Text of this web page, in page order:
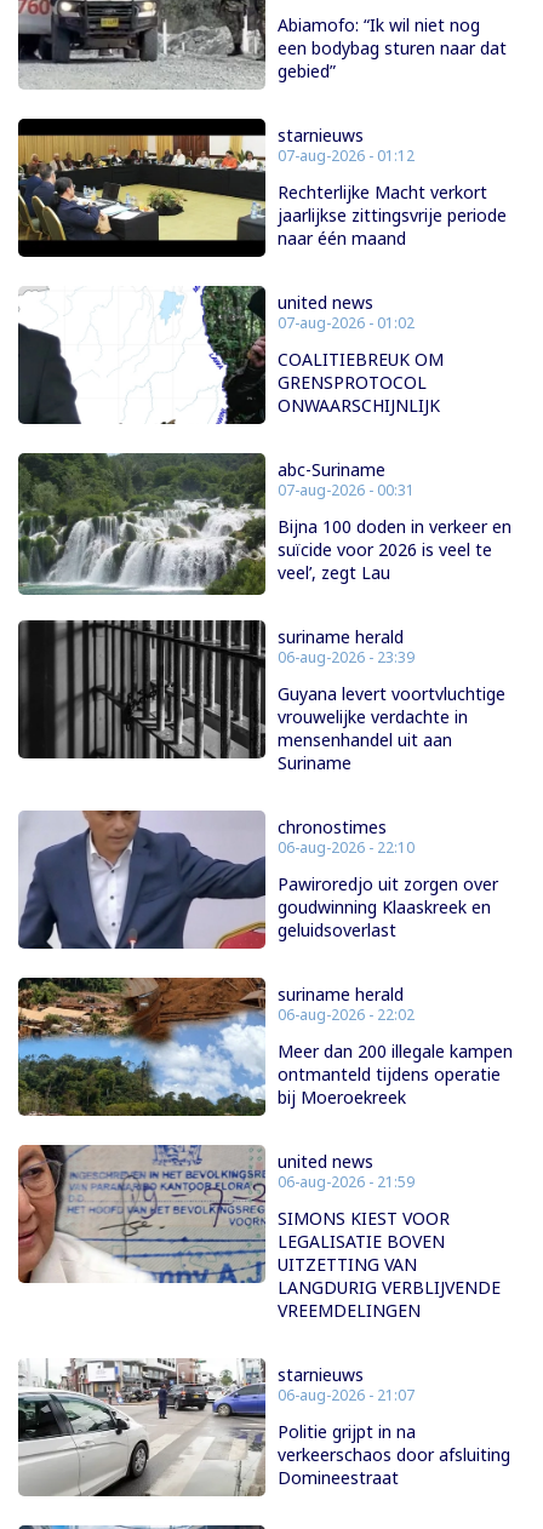
Abiamofo: “Ik wil niet nog
een bodybag sturen naar dat
gebied”
starnieuws
07-aug-2026 - 01:12
Rechterlijke Macht verkort
jaarlijkse zittingsvrije periode
naar één maand
united news
07-aug-2026 - 01:02
COALITIEBREUK OM
GRENSPROTOCOL
ONWAARSCHIJNLIJK
abc-Suriname
07-aug-2026 - 00:31
Bijna 100 doden in verkeer en
suïcide voor 2026 is veel te
veel’, zegt Lau
suriname herald
06-aug-2026 - 23:39
Guyana levert voortvluchtige
vrouwelijke verdachte in
mensenhandel uit aan
Suriname
chronostimes
06-aug-2026 - 22:10
Pawiroredjo uit zorgen over
goudwinning Klaaskreek en
geluidsoverlast
suriname herald
06-aug-2026 - 22:02
Meer dan 200 illegale kampen
ontmanteld tijdens operatie
bij Moeroekreek
united news
06-aug-2026 - 21:59
SIMONS KIEST VOOR
LEGALISATIE BOVEN
UITZETTING VAN
LANGDURIG VERBLIJVENDE
VREEMDELINGEN
starnieuws
06-aug-2026 - 21:07
Politie grijpt in na
verkeerschaos door afsluiting
Domineestraat